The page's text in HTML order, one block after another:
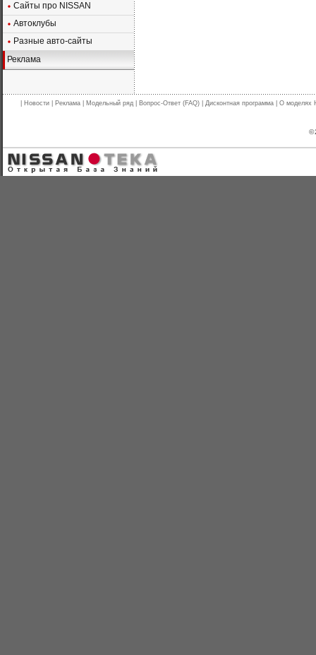
Сайты про NISSAN
Автоклубы
Разные авто-сайты
Реклама
Новости Реклама Модельный ряд Вопрос-Ответ (FAQ) Дисконтная программа О моделях
©